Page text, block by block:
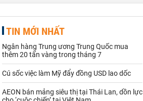
Hạt điều
Khí đốt
Kim loại khác Mắc ca
Muối Ngũ cốc
TIN MỚI NHẤT
Ngân hàng Trung ương Trung Quốc mua
thêm 20 tấn vàng trong tháng 7
Cú sốc việc làm Mỹ đẩy đồng USD lao dốc
AEON bán mảng siêu thị tại Thái Lan, dồn lực